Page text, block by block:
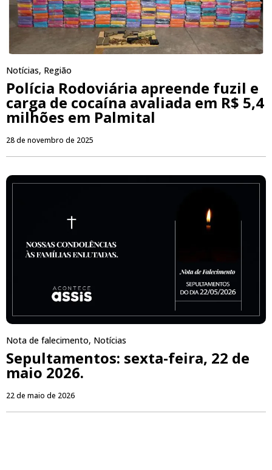
Notícias, Região
Polícia Rodoviária apreende fuzil e
carga de cocaína avaliada em R$ 5,4
milhões em Palmital
28 de novembro de 2025
Nota de falecimento, Notícias
Sepultamentos: sexta-feira, 22 de
maio 2026.
22 de maio de 2026